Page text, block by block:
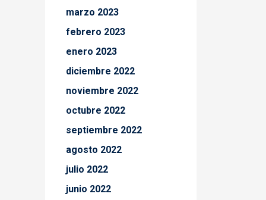
marzo 2023
febrero 2023
enero 2023
diciembre 2022
noviembre 2022
octubre 2022
septiembre 2022
agosto 2022
julio 2022
junio 2022